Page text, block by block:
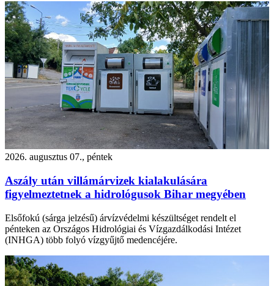
2026. augusztus 07., péntek
Aszály után villámárvizek kialakulására
figyelmeztetnek a hidrológusok Bihar megyében
Elsőfokú (sárga jelzésű) árvízvédelmi készültséget rendelt el
pénteken az Országos Hidrológiai és Vízgazdálkodási Intézet
(INHGA) több folyó vízgyűjtő medencéjére.